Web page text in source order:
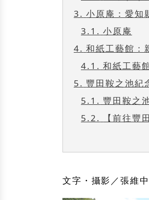
3. 小原庵：愛知
3.1. 小原庵
4. 和紙工藝館：
4.1. 和紙工藝
5. 豐田鞍之池紀
5.1. 豐田鞍之
5.2.
【前往豐
文字・攝影／張維中